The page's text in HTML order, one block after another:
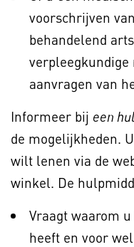
voorschrijven
behandelend
aanvragen van
Informeer bij een
de mogelijkheden.
wilt lenen via de
winkel. De
Vraagt waarom
heeft en voor